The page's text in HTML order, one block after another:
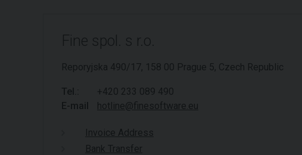
Fine spol. s r.o.
Reporyjska 490/17, 158 00 Prague 5, Czech Republic
Tel.:
+420 233 089 490
E-mail
hotline@finesoftware.eu
Invoice Address
Bank Transfer